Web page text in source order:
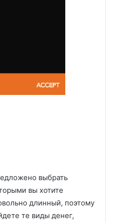
выбрать
вы хотите
длинный, поэтому
те виды денег,